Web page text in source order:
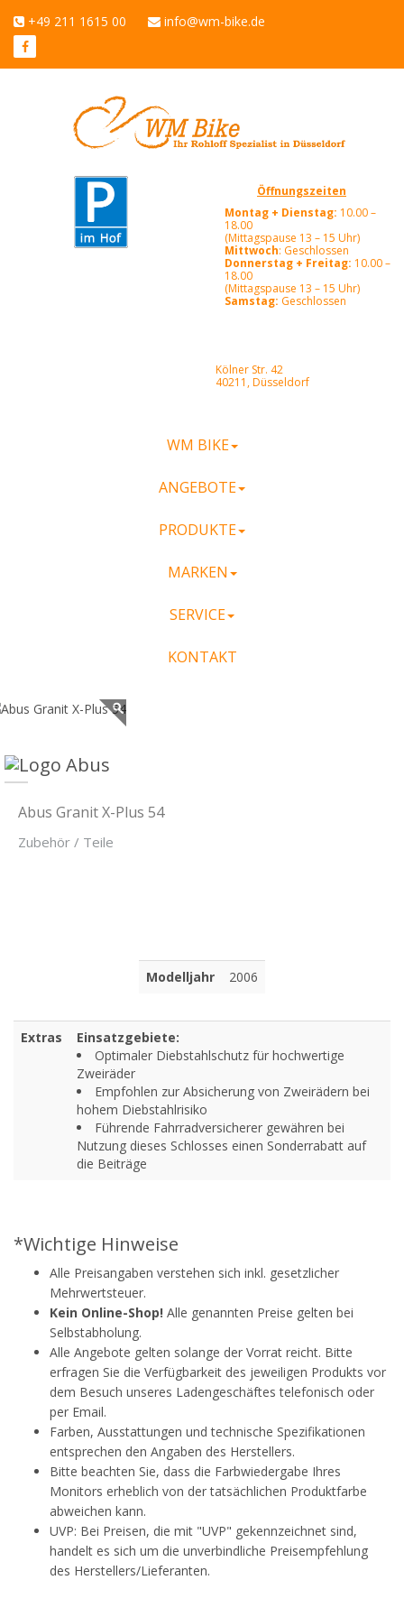
+49 211 1615 00 info@wm-bike.de
Öffnungszeiten
Montag + Dienstag: 10.00 –
18.00
(Mittagspause 13 – 15 Uhr)
Mittwoch: Geschlossen
Donnerstag + Freitag: 10.00 –
18.00
(Mittagspause 13 – 15 Uhr)
Samstag: Geschlossen
Kölner Str. 42
40211, Düsseldorf
WM BIKE
ANGEBOTE
PRODUKTE
MARKEN
SERVICE
KONTAKT
Abus Granit X-Plus 54
Zubehör / Teile
Modelljahr 2006
Extras
Einsatzgebiete:
Optimaler Diebstahlschutz für hochwertige
Zweiräder
Empfohlen zur Absicherung von Zweirädern bei
hohem Diebstahlrisiko
Führende Fahrradversicherer gewähren bei
Nutzung dieses Schlosses einen Sonderrabatt auf
die Beiträge
*Wichtige Hinweise
Alle Preisangaben verstehen sich inkl. gesetzlicher
Mehrwertsteuer.
Kein Online-Shop! Alle genannten Preise gelten bei
Selbstabholung.
Alle Angebote gelten solange der Vorrat reicht. Bitte
erfragen Sie die Verfügbarkeit des jeweiligen Produkts vor
dem Besuch unseres Ladengeschäftes telefonisch oder
per Email.
Farben, Ausstattungen und technische Spezifikationen
entsprechen den Angaben des Herstellers.
Bitte beachten Sie, dass die Farbwiedergabe Ihres
Monitors erheblich von der tatsächlichen Produktfarbe
abweichen kann.
UVP: Bei Preisen, die mit "UVP" gekennzeichnet sind,
handelt es sich um die unverbindliche Preisempfehlung
des Herstellers/Lieferanten.